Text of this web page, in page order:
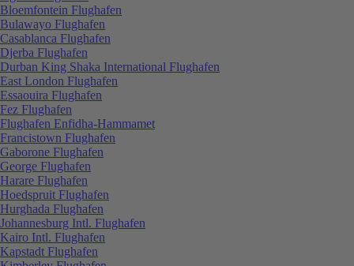
Bloemfontein Flughafen
Bulawayo Flughafen
Casablanca Flughafen
Djerba Flughafen
Durban King Shaka International Flughafen
East London Flughafen
Essaouira Flughafen
Fez Flughafen
Flughafen Enfidha-Hammamet
Francistown Flughafen
Gaborone Flughafen
George Flughafen
Harare Flughafen
Hoedspruit Flughafen
Hurghada Flughafen
Johannesburg Intl. Flughafen
Kairo Intl. Flughafen
Kapstadt Flughafen